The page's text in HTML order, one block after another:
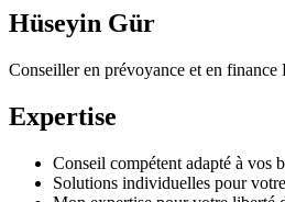
Hüseyin Gür
Conseiller en prévoyance et en finance
Expertise
Conseil compétent adapté à vos
Solutions individuelles pour